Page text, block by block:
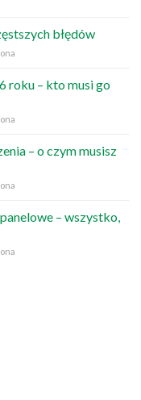
błędów
roku – kto musi go
– o czym musisz
– wszystko,